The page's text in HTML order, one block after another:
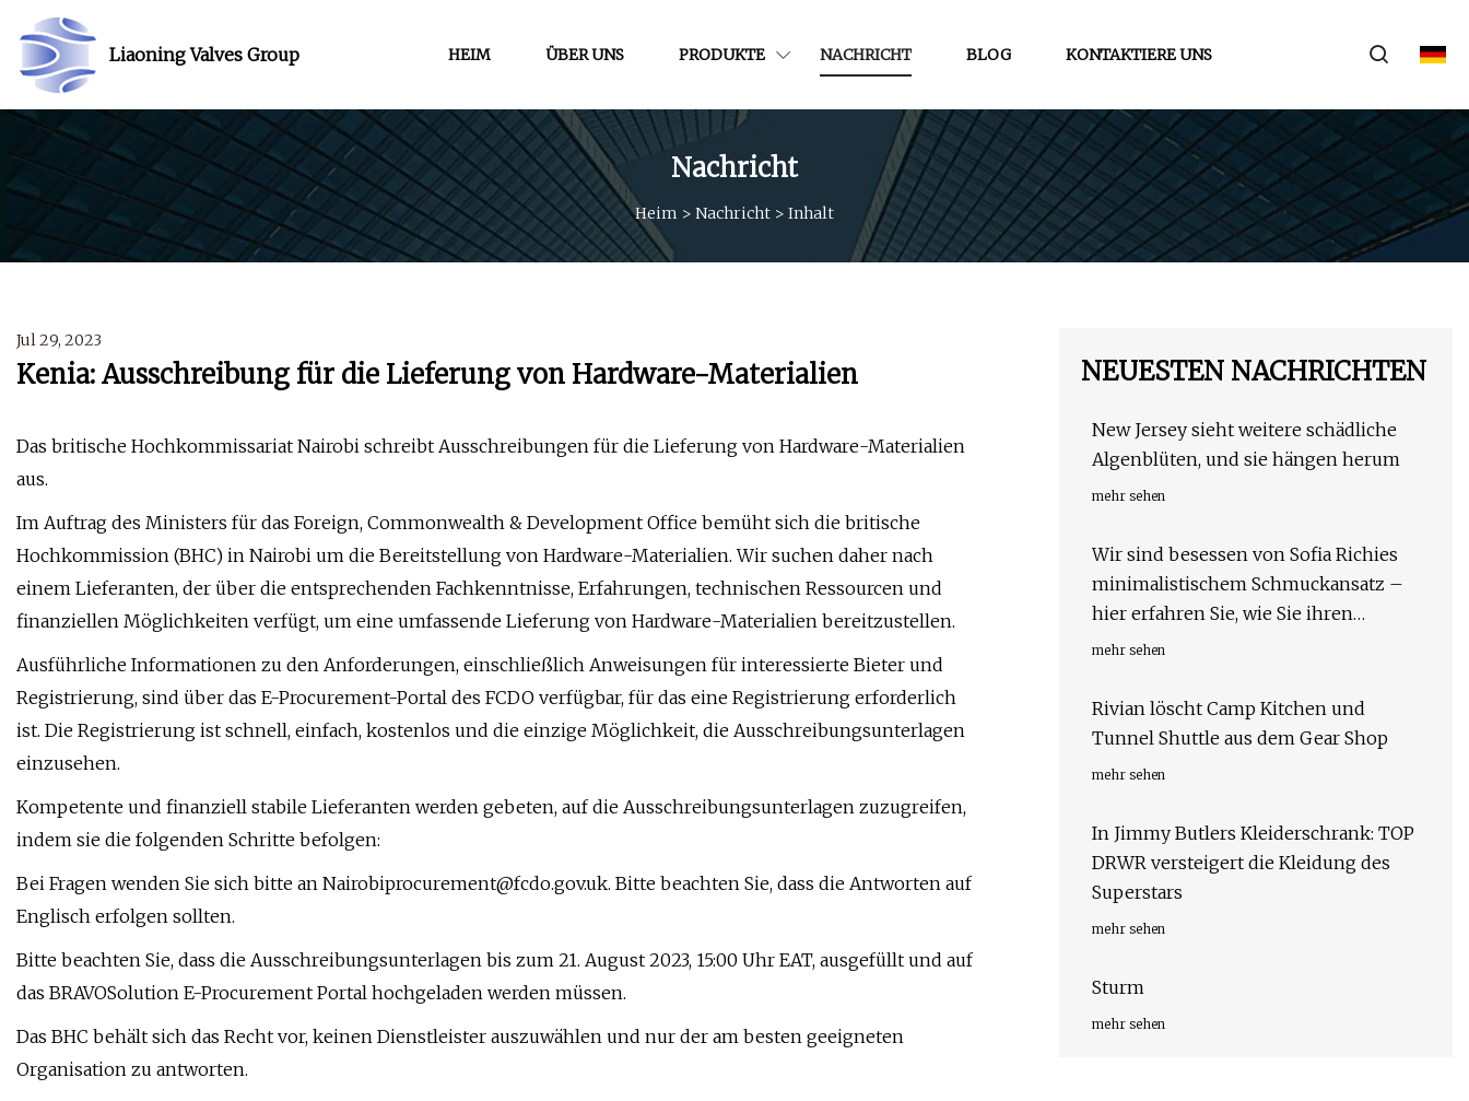
Liaoning Valves Group HEIM ÜBER UNS PRODUKTE NACHRICHT BLOG KONTAKTIERE UNS
Nachricht
Heim > Nachricht > Inhalt
Jul 29, 2023
Kenia: Ausschreibung für die Lieferung von Hardware-Materialien
Das britische Hochkommissariat Nairobi schreibt Ausschreibungen für die Lieferung von Hardware-Materialien
aus.
Im Auftrag des Ministers für das Foreign, Commonwealth & Development Office bemüht sich die britische
Hochkommission (BHC) in Nairobi um die Bereitstellung von Hardware-Materialien. Wir suchen daher nach
einem Lieferanten, der über die entsprechenden Fachkenntnisse, Erfahrungen, technischen Ressourcen und
finanziellen Möglichkeiten verfügt, um eine umfassende Lieferung von Hardware-Materialien bereitzustellen.
Ausführliche Informationen zu den Anforderungen, einschließlich Anweisungen für interessierte Bieter und
Registrierung, sind über das E-Procurement-Portal des FCDO verfügbar, für das eine Registrierung erforderlich
ist. Die Registrierung ist schnell, einfach, kostenlos und die einzige Möglichkeit, die Ausschreibungsunterlagen
einzusehen.
Kompetente und finanziell stabile Lieferanten werden gebeten, auf die Ausschreibungsunterlagen zuzugreifen,
indem sie die folgenden Schritte befolgen:
Bei Fragen wenden Sie sich bitte an Nairobiprocurement@fcdo.gov.uk. Bitte beachten Sie, dass die Antworten auf
Englisch erfolgen sollten.
Bitte beachten Sie, dass die Ausschreibungsunterlagen bis zum 21. August 2023, 15:00 Uhr EAT, ausgefüllt und auf
das BRAVOSolution E-Procurement Portal hochgeladen werden müssen.
Das BHC behält sich das Recht vor, keinen Dienstleister auszuwählen und nur der am besten geeigneten
Organisation zu antworten.
NEUESTEN NACHRICHTEN
New Jersey sieht weitere schädliche
Algenblüten, und sie hängen herum
mehr sehen
Wir sind besessen von Sofia Richies
minimalistischem Schmuckansatz –
hier erfahren Sie, wie Sie ihren
schicken Stil kopieren können
mehr sehen
Rivian löscht Camp Kitchen und
Tunnel Shuttle aus dem Gear Shop
mehr sehen
In Jimmy Butlers Kleiderschrank: TOP
DRWR versteigert die Kleidung des
Superstars
mehr sehen
Sturm
mehr sehen